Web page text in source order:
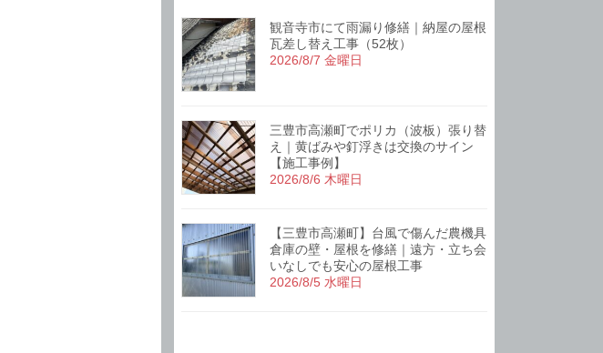
観音寺市にて雨漏り修繕｜納屋の屋根
瓦差し替え工事（52枚）
2026/8/7 金曜日
三豊市高瀬町でポリカ（波板）張り替
え｜黄ばみや釘浮きは交換のサイン
【施工事例】
2026/8/6 木曜日
【三豊市高瀬町】台風で傷んだ農機具
倉庫の壁・屋根を修繕｜遠方・立ち会
いなしでも安心の屋根工事
2026/8/5 水曜日